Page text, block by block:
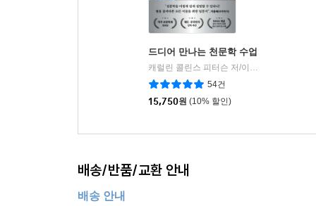
서 언급한 ‘태양에서 나와 행성들에 의해 반사되
영적인 것이라고 밝혔다. 그것은 태양에 거주하는
케플러는 천체의 운동을 일으키는 최초의 원인인
서 나오는 운동령이 태양계 전체에 물리적인 작
매개체로 끌어들여 그 매개체 속에서 하늘이 움직
들이나 별들이 운행하는 천구가 있어 천체들이 인
드디어 만나는 천문학 수업
캐럴린 콜린스 피터슨 저/이강환 역
54건
15,750원 (10% 할인)
배송/반품/교환 안내
배송 안내